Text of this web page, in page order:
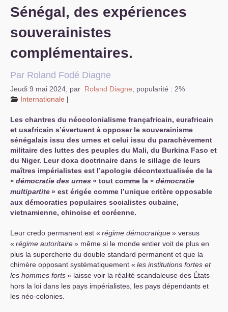
Sénégal, des expériences
souverainistes
complémentaires.
Par Roland Fodé Diagne
Jeudi 9 mai 2024 par Roland Diagne
popularité : 2%
Internationale |
Les chantres du néocolonialisme françafricain, eurafricain
et usafricain s’évertuent à opposer le souverainisme
sénégalais issu des urnes et celui issu du parachèvement
militaire des luttes des peuples du Mali, du Burkina Faso et
du Niger. Leur doxa doctrinaire dans le sillage de leurs
maîtres impérialistes est l’apologie décontextualisée de la
« démocratie des urnes» tout comme la « démocratie
multipartite» est érigée comme l’unique critère opposable
aux démocraties populaires socialistes cubaine,
vietnamienne, chinoise et coréenne.
Leur credo permanent est « régime démocratique» versus
« régime autoritaire» même si le monde entier voit de plus en
plus la supercherie du double standard permanent et que la
chimère opposant systématiquement « les institutions fortes et
les hommes forts» laisse voir la réalité scandaleuse des États
hors la loi dans les pays impérialistes, les pays dépendants et
les néo-colonies.